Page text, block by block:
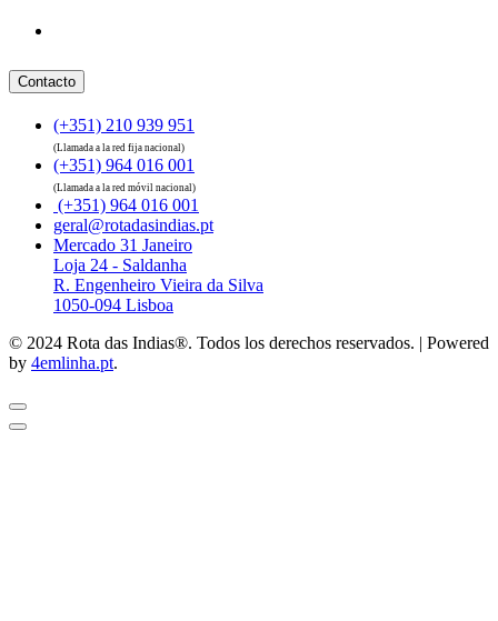
Contacto
(+351) 210 939 951
(Llamada a la red fija nacional)
(+351) 964 016 001
(Llamada a la red móvil nacional)
(+351) 964 016 001
geral@rotadasindias.pt
Mercado 31 Janeiro
Loja 24 - Saldanha
R. Engenheiro Vieira da Silva
1050-094 Lisboa
© 2024 Rota das Indias®. Todos los derechos reservados. | Powered
by 4emlinha.pt.